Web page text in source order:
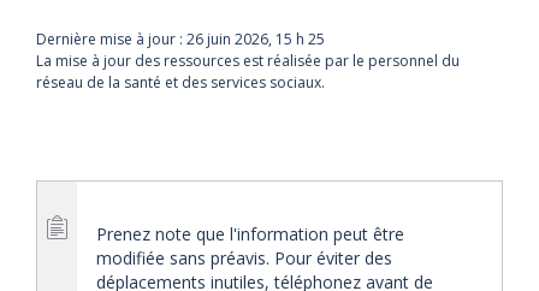
Dernière mise à jour : 26 juin 2026, 15 h 25
La mise à jour des ressources est réalisée par le personnel du
réseau de la santé et des services sociaux.
Prenez note que l'information peut être
modifiée sans préavis. Pour éviter des
déplacements inutiles, téléphonez avant de